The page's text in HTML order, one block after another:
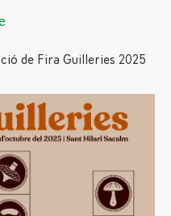
de Fira Guilleries 2025